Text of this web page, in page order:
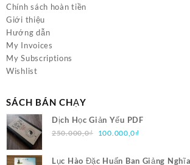
Chính sách hoàn tiền
Giới thiệu
Hướng dẫn
My Invoices
My Subscriptions
Wishlist
SÁCH BÁN CHẠY
Dịch Học Giản Yếu PDF
250.000,0₫ Giá
là:
100.000,0₫Giá
tại
Lục Hào Đặc Huấn Ban Giảng